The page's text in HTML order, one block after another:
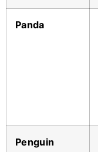
Panda
Penguin